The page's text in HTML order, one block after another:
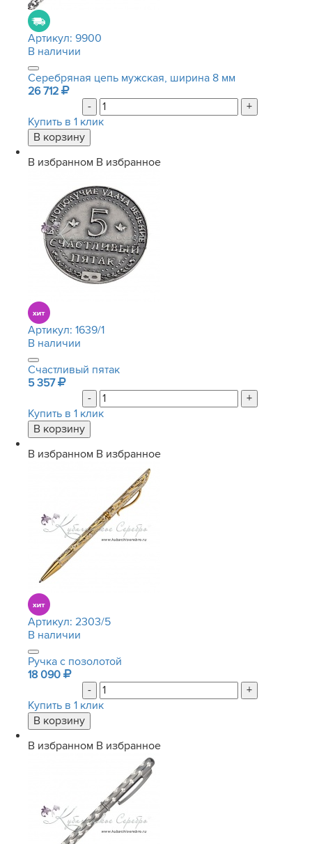
Артикул: 9900
В наличии
Серебряная цепь мужская, ширина 8 мм
26 712
-
+
Купить в 1 клик
В избранном В избранное
Артикул: 1639/1
В наличии
Счастливый пятак
5 357
-
+
Купить в 1 клик
В избранном В избранное
Артикул: 2303/5
В наличии
Ручка с позолотой
18 090
-
+
Купить в 1 клик
В избранном В избранное